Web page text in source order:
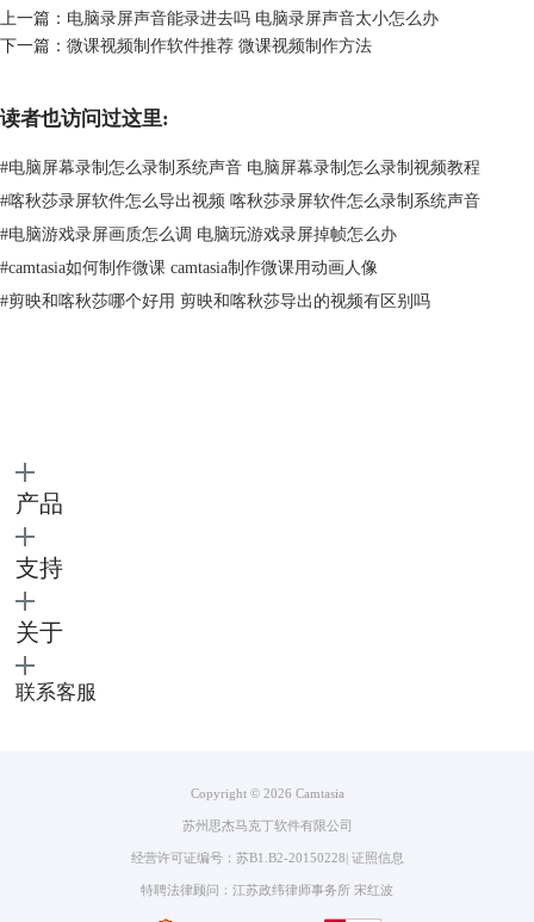
开始录屏：按下Ctrl+Shift+R
停止录屏：按下Ctrl+Shift+R或者按下F10键
暂停/继续录屏：按下Ctrl+Shift+P
按下Esc键
与默认设置略有不同。建议在使用Camtasia时查看其帮助文档或设置选项
检查计算机的音量设置以及麦克风是否被禁用或关闭。
3.麦克风或扬声器的故障
上一篇： 电脑录屏声音能录进去吗 电脑录屏声音太小怎么办
下一篇： 微课视频制作软件推荐 微课视频制作方法
读者也访问过这里:
#电脑屏幕录制怎么录制系统声音 电脑屏幕录制怎么录制视频教程
#喀秋莎录屏软件怎么导出视频 喀秋莎录屏软件怎么录制系统声音
#电脑游戏录屏画质怎么调 电脑玩游戏录屏掉帧怎么办
#camtasia如何制作微课 camtasia制作微课用动画人像
#剪映和喀秋莎哪个好用 剪映和喀秋莎导出的视频有区别吗
产品
支持
关于
联系客服
Copyright © 2026 Camtasia
苏州思杰马克丁软件有限公司
经营许可证编号：苏B1.B2-20150228 证照信息
特聘法律顾问：江苏政纬律师事务所 宋红波